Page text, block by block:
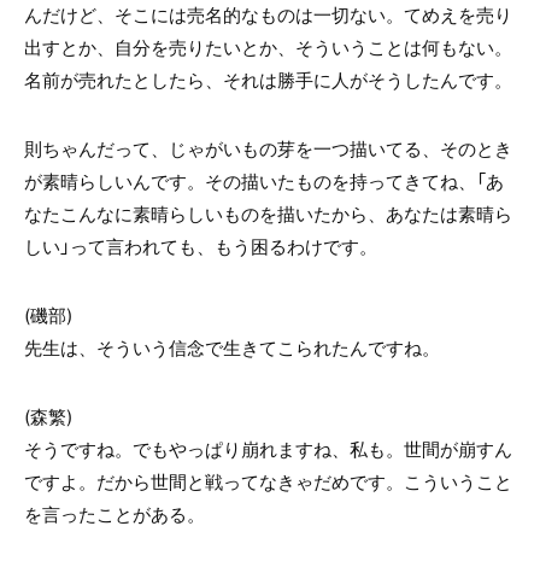
んだけど、そこには売名的なものは一切ない。てめえを売り
出すとか、自分を売りたいとか、そういうことは何もない。
名前が売れたとしたら、それは勝手に人がそうしたんです。
則ちゃんだって、じゃがいもの芽を一つ描いてる、そのとき
が素晴らしいんです。その描いたものを持ってきてね、「あ
なたこんなに素晴らしいものを描いたから、あなたは素晴ら
しい」って言われても、もう困るわけです。
(磯部)
先生は、そういう信念で生きてこられたんですね。
(森繁)
そうですね。でもやっぱり崩れますね、私も。世間が崩すん
ですよ。だから世間と戦ってなきゃだめです。こういうこと
を言ったことがある。